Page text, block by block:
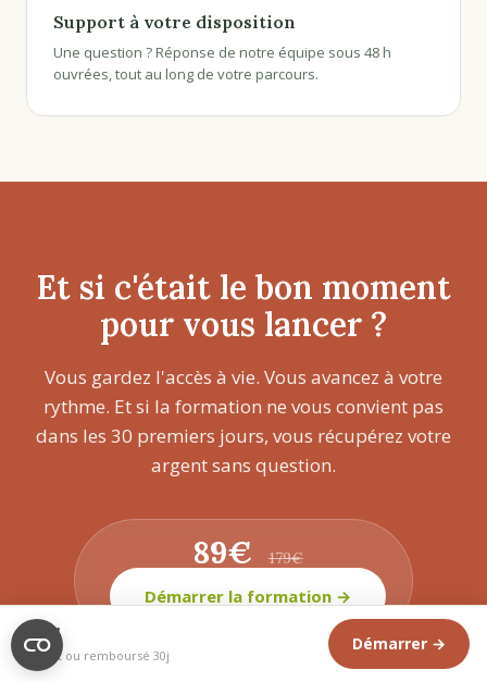
Support à votre disposition
Une question ? Réponse de notre équipe sous 48 h
ouvrées, tout au long de votre parcours.
Et si c'était le bon moment
pour vous lancer ?
Vous gardez l'accès à vie. Vous avancez à votre
rythme. Et si la formation ne vous convient pas
dans les 30 premiers jours, vous récupérez votre
argent sans question.
89€ 179€
Démarrer la formation →
89€
Satisfait ou remboursé 30j
Démarrer →